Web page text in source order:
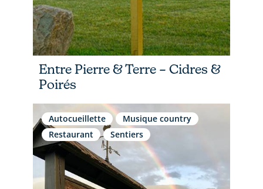
Entre Pierre & Terre – Cidres &
Poirés
Autocueillette
Musique country
Restaurant
Sentiers